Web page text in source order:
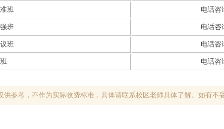
班 电话咨
班 电话咨
班 电话咨
电话咨
参考，不作为实际收费标准，具体请联系校区老师具体了解。如有不